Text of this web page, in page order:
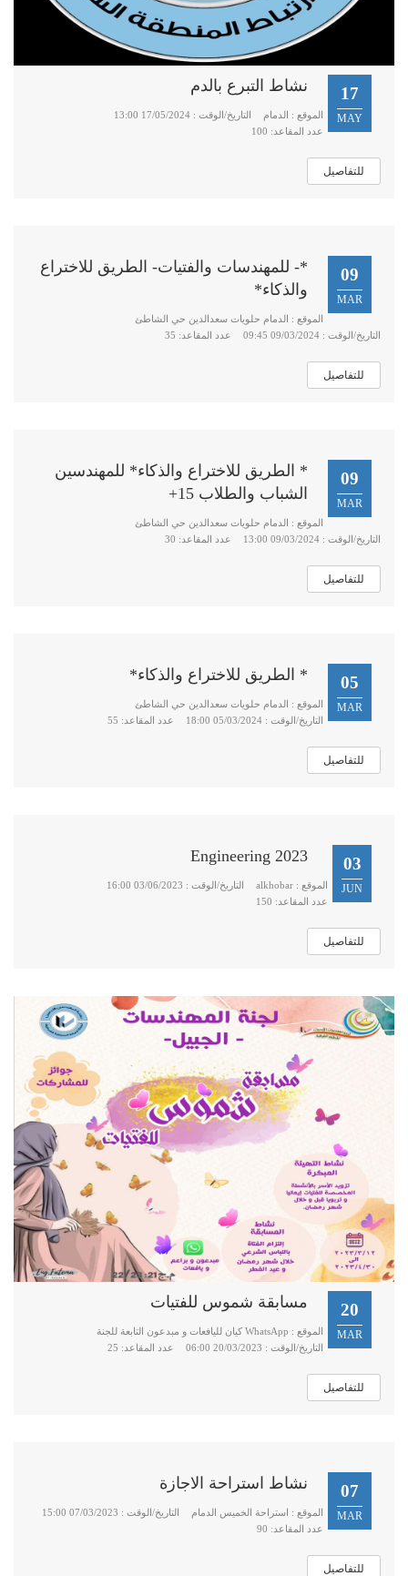
17
MAY
نشاط التبرع بالدم
الموقع : الدمام
التاريخ/الوقت : 17/05/2024 13:00
عدد المقاعد: 100
للتفاصيل
09
MAR
*- للمهندسات والفتيات- الطريق للاختراع
والذكاء*
الموقع : الدمام حلويات سعدالدين حي الشاطئ
التاريخ/الوقت : 09/03/2024 09:45
عدد المقاعد: 35
للتفاصيل
09
MAR
* الطريق للاختراع والذكاء* للمهندسين
الشباب والطلاب 15+
الموقع : الدمام حلويات سعدالدين حي الشاطئ
التاريخ/الوقت : 09/03/2024 13:00
عدد المقاعد: 30
للتفاصيل
05
MAR
* الطريق للاختراع والذكاء*
الموقع : الدمام حلويات سعدالدين حي الشاطئ
التاريخ/الوقت : 05/03/2024 18:00
عدد المقاعد: 55
للتفاصيل
03
JUN
Engineering 2023
الموقع : alkhobar
التاريخ/الوقت : 03/06/2023 16:00
عدد المقاعد: 150
للتفاصيل
20
MAR
مسابقة شموس للفتيات
الموقع : WhatsApp كيان لليافعات و مبدعون التابعة للجنة
التاريخ/الوقت : 20/03/2023 06:00
عدد المقاعد: 25
للتفاصيل
07
MAR
نشاط استراحة الاجازة
الموقع : استراحة الخميس الدمام
التاريخ/الوقت : 07/03/2023 15:00
عدد المقاعد: 90
للتفاصيل